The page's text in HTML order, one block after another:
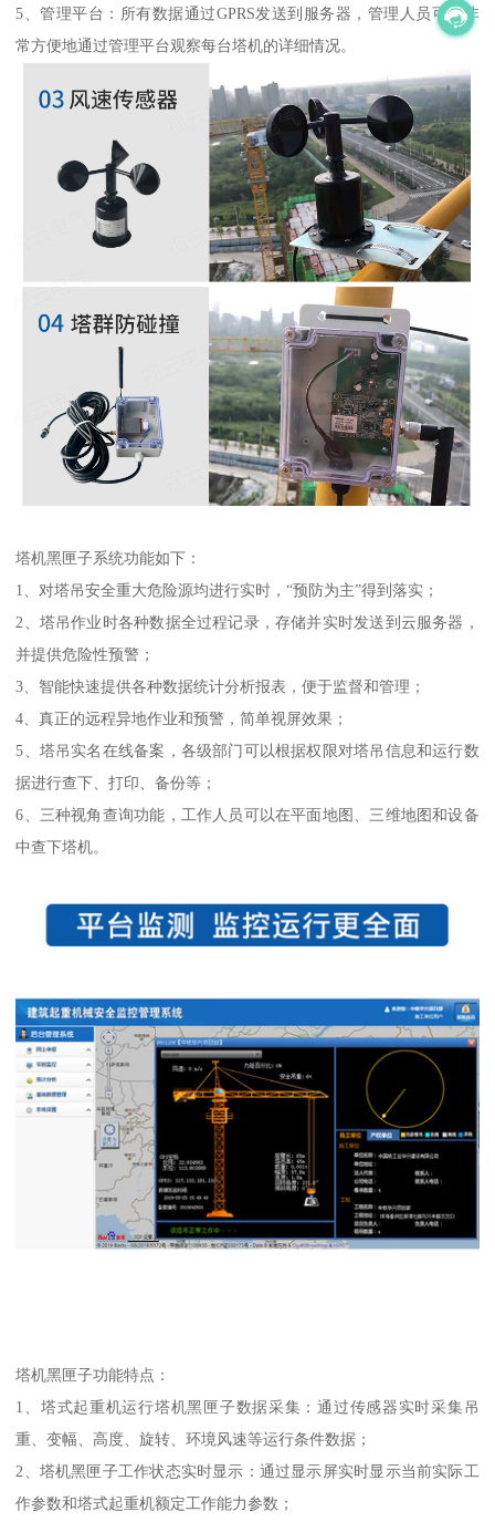
5、管理平台：所有数据通过GPRS发送到服务器，管理人员可以非
常方便地通过管理平台观察每台塔机的详细情况。
塔机黑匣子系统功能如下：
1、对塔吊安全重大危险源均进行实时，“预防为主”得到落实；
2、塔吊作业时各种数据全过程记录，存储并实时发送到云服务器，
并提供危险性预警；
3、智能快速提供各种数据统计分析报表，便于监督和管理；
4、真正的远程异地作业和预警，简单视屏效果；
5、塔吊实名在线备案，各级部门可以根据权限对塔吊信息和运行数
据进行查下、打印、备份等；
6、三种视角查询功能，工作人员可以在平面地图、三维地图和设备
中查下塔机。
塔机黑匣子功能特点：
1、塔式起重机运行塔机黑匣子数据采集：通过传感器实时采集吊
重、变幅、高度、旋转、环境风速等运行条件数据；
2、塔机黑匣子工作状态实时显示：通过显示屏实时显示当前实际工
作参数和塔式起重机额定工作能力参数；